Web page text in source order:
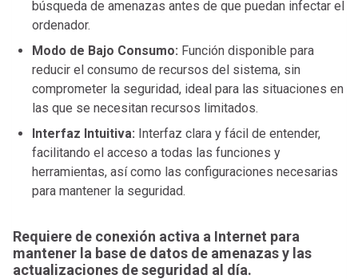
búsqueda de amenazas antes de que puedan infectar el
ordenador.
Modo de Bajo Consumo: Función disponible para
reducir el consumo de recursos del sistema, sin
comprometer la seguridad, ideal para las situaciones en
las que se necesitan recursos limitados.
Interfaz Intuitiva: Interfaz clara y fácil de entender,
facilitando el acceso a todas las funciones y
herramientas, así como las configuraciones necesarias
para mantener la seguridad.
Requiere de conexión activa a Internet para
mantener la base de datos de amenazas y las
actualizaciones de seguridad al día.